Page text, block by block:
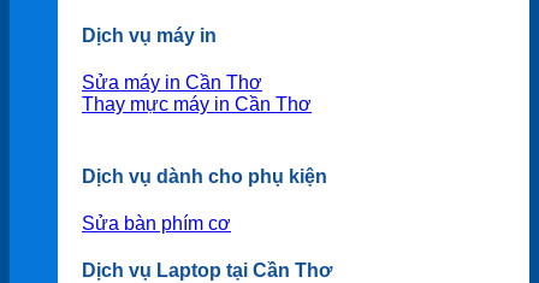
Dịch vụ máy in
Sửa máy in Cần Thơ
Thay mực máy in Cần Thơ
Dịch vụ dành cho phụ kiện
Sửa bàn phím cơ
Dịch vụ Laptop tại Cần Thơ